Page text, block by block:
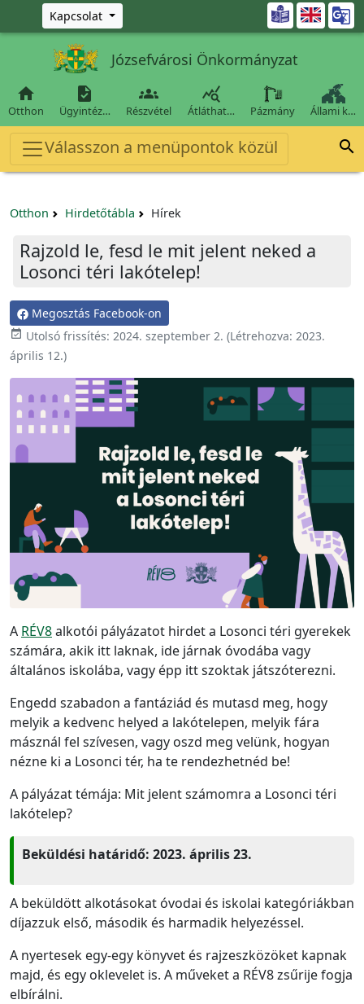
Ugrás a fő tartalomra
Kapcsolat 
Józsefvárosi Önkormányzat

Otthon

Ügyintéz…

Részvétel

Átláthat… Pázmány Állami k…
Válasszon a menüpontok közül 
Otthon Hirdetőtábla Hírek
Rajzold le, fesd le mit jelent neked a
Losonci téri lakótelep!
Megosztás Facebook-on
 Utolsó frissítés: 2024. szeptember 2. (Létrehozva: 2023.
április 12.)
A RÉV8alkotói pályázatot hirdet a Losonci téri gyerekek
számára, akik itt laknak, ide járnak óvodába vagy
általános iskolába, vagy épp itt szoktak játszóterezni.
Engedd szabadon a fantáziád és mutasd meg, hogy
melyik a kedvenc helyed a lakótelepen, melyik fára
másznál fel szívesen, vagy oszd meg velünk, hogyan
nézne ki a Losonci tér, ha te rendezhetnéd be!
A pályázat témája: Mit jelent számomra a Losonci téri
lakótelep?
Beküldési határidő: 2023. április 23.
A beküldött alkotásokat óvodai és iskolai kategóriákban
díjazzuk első, második és harmadik helyezéssel.
A nyertesek egy-egy könyvet és rajzeszközöket kapnak
majd, és egy oklevelet is. A műveket a RÉV8 zsűrije fogja
elbírálni.